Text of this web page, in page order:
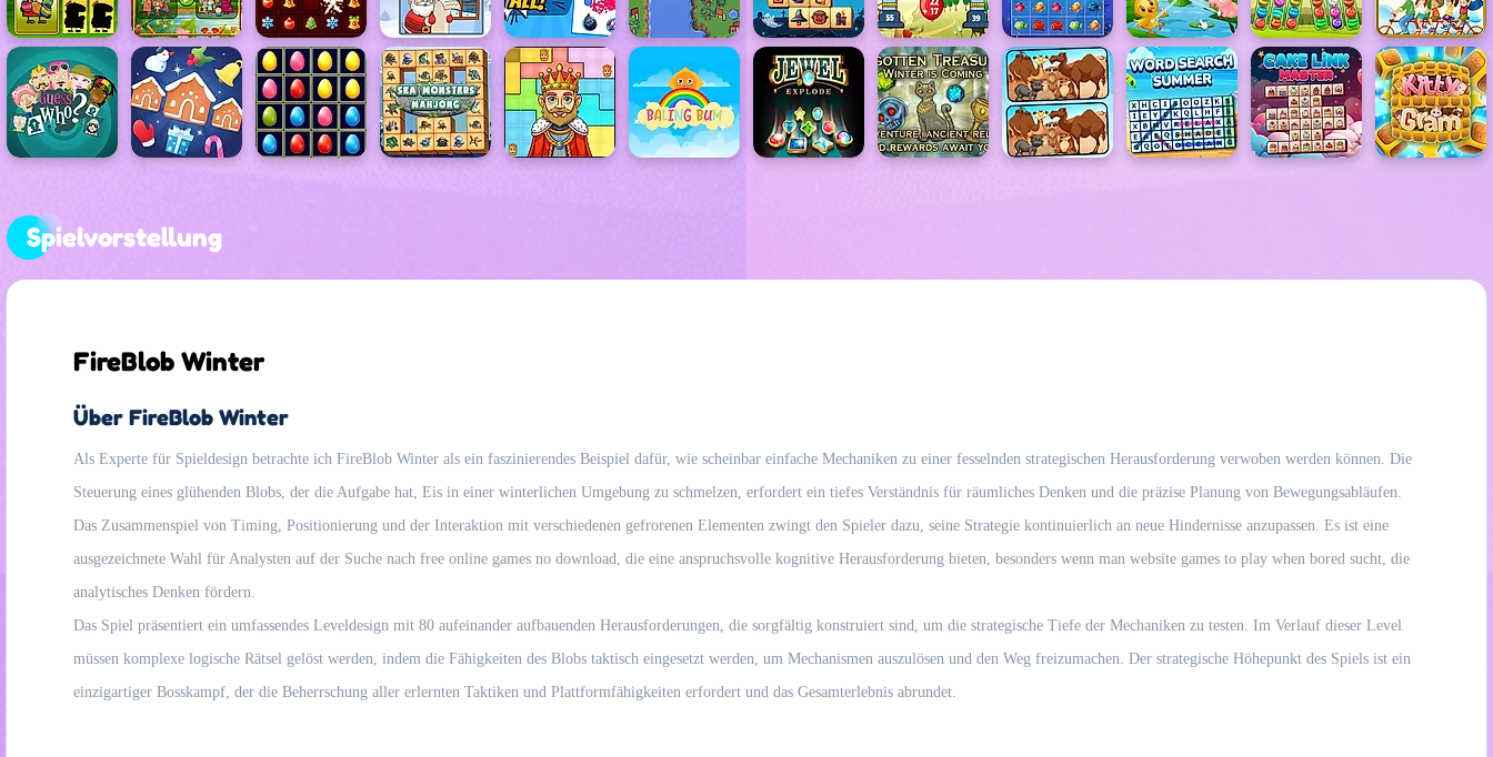
Spielvorstellung
FireBlob Winter
Über FireBlob Winter
Als Experte für Spieldesign betrachte ich FireBlob Winter als ein faszinierendes Beispiel dafür, wie scheinbar einfache Mechaniken zu einer fesselnden strategischen Herausforderung verwoben werden können. Die
Steuerung eines glühenden Blobs, der die Aufgabe hat, Eis in einer winterlichen Umgebung zu schmelzen, erfordert ein tiefes Verständnis für räumliches Denken und die präzise Planung von Bewegungsabläufen.
Das Zusammenspiel von Timing, Positionierung und der Interaktion mit verschiedenen gefrorenen Elementen zwingt den Spieler dazu, seine Strategie kontinuierlich an neue Hindernisse anzupassen. Es ist eine
ausgezeichnete Wahl für Analysten auf der Suche nach free online games no download, die eine anspruchsvolle kognitive Herausforderung bieten, besonders wenn man website games to play when bored sucht, die
analytisches Denken fördern.
Das Spiel präsentiert ein umfassendes Leveldesign mit 80 aufeinander aufbauenden Herausforderungen, die sorgfältig konstruiert sind, um die strategische Tiefe der Mechaniken zu testen. Im Verlauf dieser Level
müssen komplexe logische Rätsel gelöst werden, indem die Fähigkeiten des Blobs taktisch eingesetzt werden, um Mechanismen auszulösen und den Weg freizumachen. Der strategische Höhepunkt des Spiels ist ein
einzigartiger Bosskampf, der die Beherrschung aller erlernten Taktiken und Plattformfähigkeiten erfordert und das Gesamterlebnis abrundet.